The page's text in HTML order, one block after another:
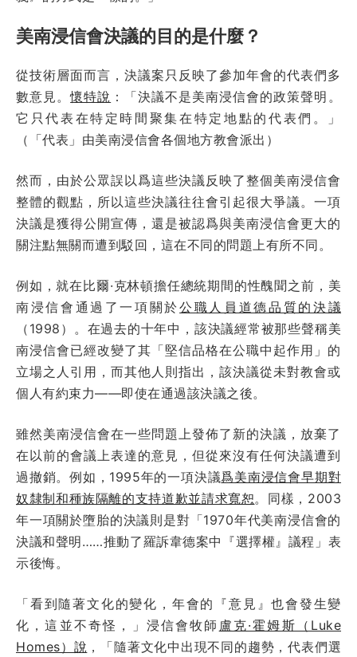
美南浸信會決議的目的是什麼？
從技術層面而言，決議案只反映了參加年會的代表們多
數意見。懷特說 ：「決議不是美南浸信會的政策聲明。
它只代表在特定時間聚集在特定地點的代表們。」
（「代表」由美南浸信會各個地方教會派出）
然而，由於公眾誤以爲這些決議反映了整個美南浸信會
整體的觀點，所以這些決議往往會引起很大爭議。一項
決議是獲得公開宣傳，還是被認爲與美南浸信會更大的
關注點無關而遭到駁回，這在不同的問題上有所不同。
例如，就在比爾·克林頓擔任總統期間的性醜聞之前，美
南浸信會通過了一項關於公職人員道德品質的決議
（1998）。在過去的十年中，該決議經常被那些聲稱美
南浸信會已經改變了其「堅信品格在公職中起作用」的
立場之人引用，而其他人則指出，該決議從未對教會或
個人有約束力——即使在通過該決議之後。
雖然美南浸信會在一些問題上發佈了新的決議，放棄了
在以前的會議上表達的意見，但從來沒有任何決議遭到
過撤銷。例如，1995年的一項決議爲美南浸信會早期對
奴隸制和種族隔離的支持道歉並請求寬恕。同樣，2003
年一項關於墮胎的決議則是對「1970年代美南浸信會的
決議和聲明……推動了羅訴韋德案中『選擇權』議程」表
示後悔。
「看到隨著文化的變化，年會的『意見』也會發生變
化，這並不奇怪，」浸信會牧師 盧克·霍姆斯（Luke
Homes）說 ，「隨著文化中出現不同的趨勢，代表們選